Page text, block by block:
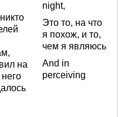
на
night,
Это то, на что
я похож, и то,
чем я являюсь
And in
perceiving